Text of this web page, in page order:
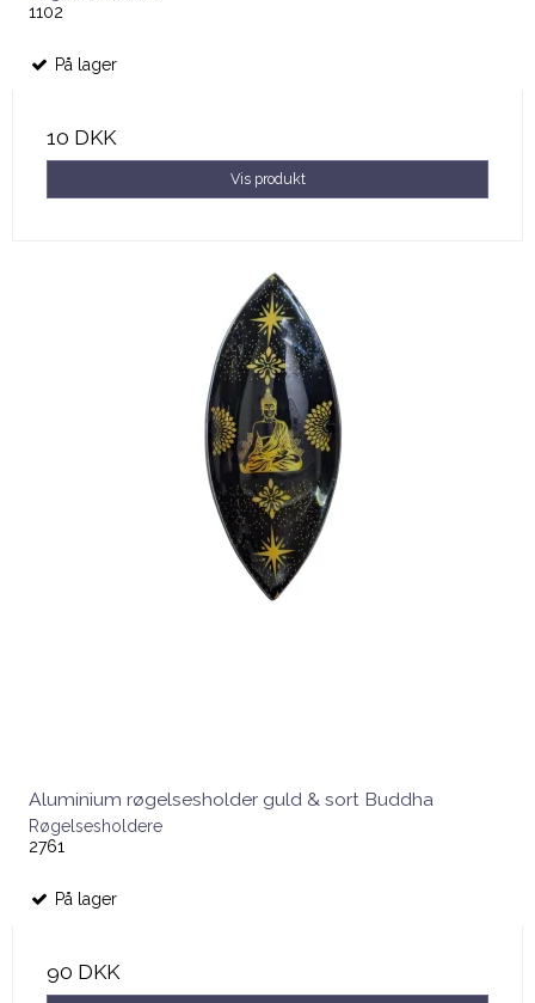
1102
På lager
10 DKK
Vis produkt
Aluminium røgelsesholder guld & sort Buddha
Røgelsesholdere
2761
På lager
90 DKK